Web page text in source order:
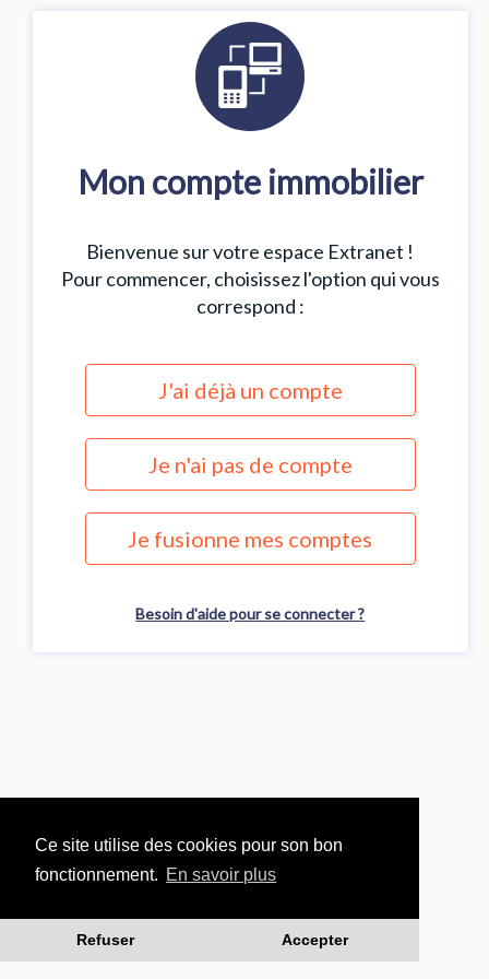
Ce site utilise des cookies pour son bon
fonctionnement. En savoir plus
Refuser Accepter
Mon compte immobilier
Bienvenue sur votre espace Extranet !
Pour commencer, choisissez l'option qui vous
correspond :
J'ai déjà un compte
Je n'ai pas de compte
Je fusionne mes comptes
Besoin d'aide pour se connecter ?